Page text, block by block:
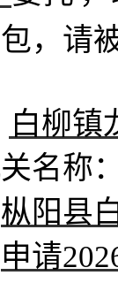
， 请
白柳镇
名称
枞阳县
申请